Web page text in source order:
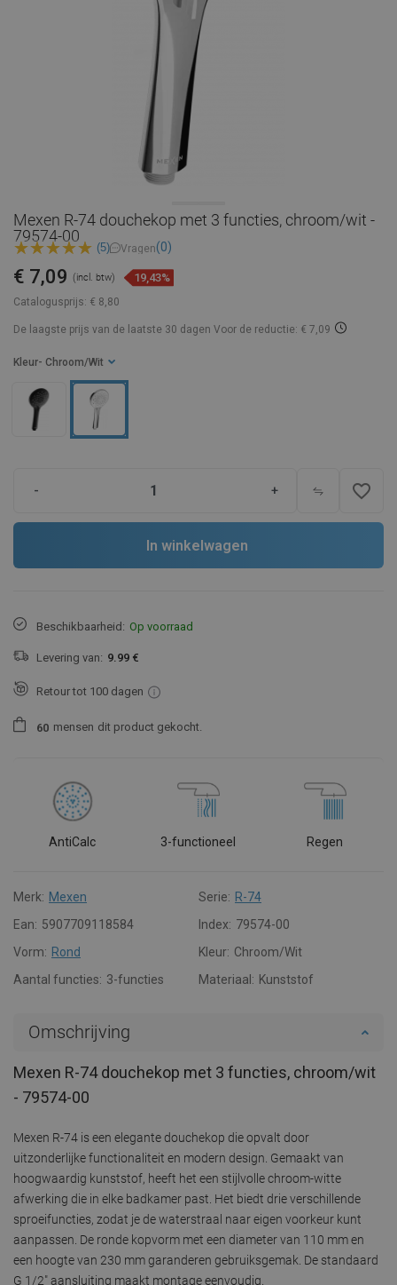
Mexen R-74 douchekop met 3 functies, chroom/wit -
79574-00
(5) Vragen(0)
Catalogusprijs: € 8,80
€ 7,09 (incl. btw) 19,43%
De laagste prijs van de laatste 30 dagen Voor de reductie: € 7,09
Kleur - Chroom/Wit
- + favorite_border
In winkelwagen
Beschikbaarheid: Op voorraad
Levering van: 9.99 €
Retour tot 100 dagen
60 mensen dit product gekocht.
AntiCalc 3-functioneel Regen
Merk: Mexen Serie: R-74
Ean: 5907709118584 Index: 79574-00
Vorm: Rond Kleur: Chroom/Wit
Aantal functies: 3-functies Materiaal: Kunststof
Omschrijving
Mexen R-74 douchekop met 3 functies, chroom/wit
- 79574-00
Mexen R-74 is een elegante douchekop die opvalt door
uitzonderlijke functionaliteit en modern design. Gemaakt van
hoogwaardig kunststof, heeft het een stijlvolle chroom-witte
afwerking die in elke badkamer past. Het biedt drie verschillende
sproeifuncties, zodat je de waterstraal naar eigen voorkeur kunt
aanpassen. De ronde kopvorm met een diameter van 110 mm en
een hoogte van 230 mm garanderen gebruiksgemak. De standaard
G 1/2" aansluiting maakt montage eenvoudig.